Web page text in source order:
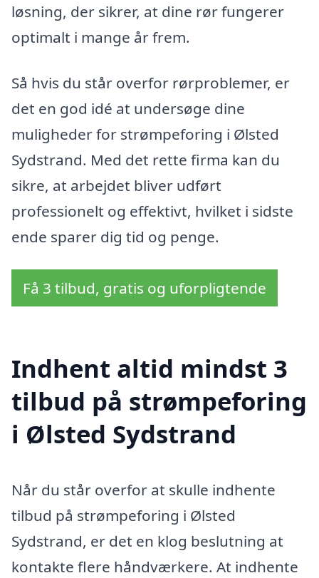
løsning, der sikrer, at dine rør fungerer
optimalt i mange år frem.
Så hvis du står overfor rørproblemer, er
det en god idé at undersøge dine
muligheder for strømpeforing i Ølsted
Sydstrand. Med det rette firma kan du
sikre, at arbejdet bliver udført
professionelt og effektivt, hvilket i sidste
ende sparer dig tid og penge.
Få 3 tilbud, gratis og uforpligtende
Indhent altid mindst 3
tilbud på strømpeforing
i Ølsted Sydstrand
Når du står overfor at skulle indhente
tilbud på strømpeforing i Ølsted
Sydstrand, er det en klog beslutning at
kontakte flere håndværkere. At indhente